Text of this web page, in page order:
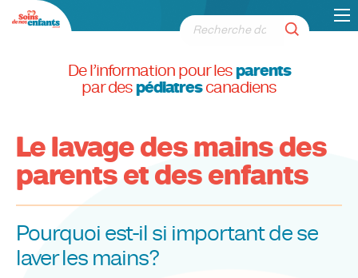
De l’information pour les parents
par des pédiatrescanadiens
Le lavage des mains des
parents et des enfants
Pourquoi est-il si important de se
laver les mains?